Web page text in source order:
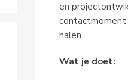
en
contactmoment
halen.
Wat je doet: